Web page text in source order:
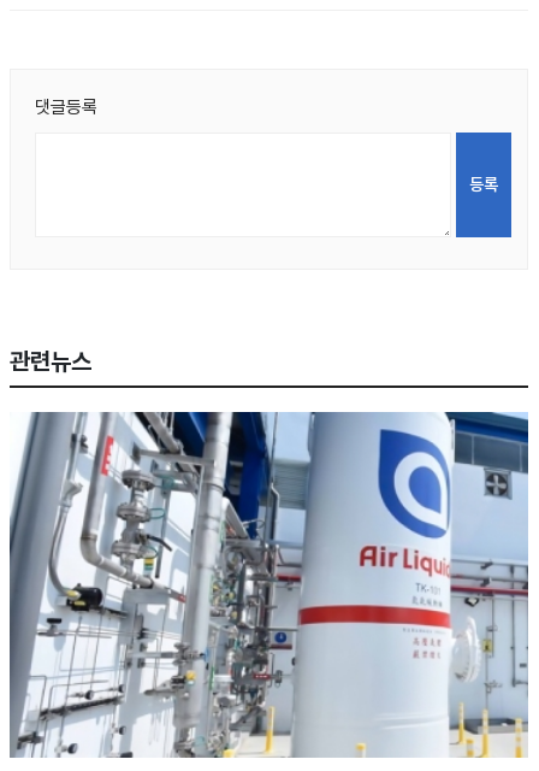
댓글등록
관련뉴스